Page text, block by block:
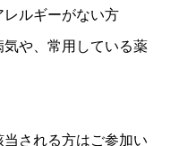
レルギーがない方
気や、常用している薬
される方はご参加い